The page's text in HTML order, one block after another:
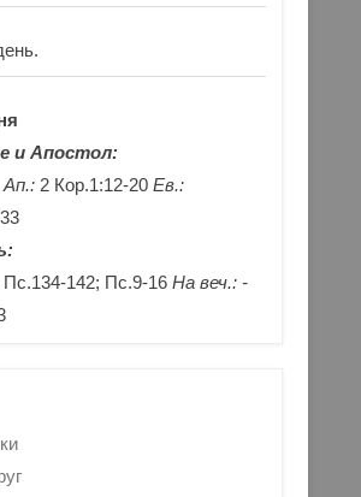
и Апостол:
Ап.: 2 Кор.1:12-20Ев.:
Пс.134-142; Пс.9-16На веч.: -